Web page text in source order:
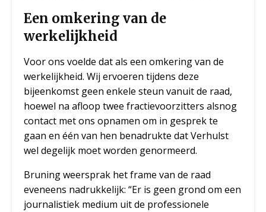
Een omkering van de
werkelijkheid
Voor ons voelde dat als een omkering van de
werkelijkheid. Wij ervoeren tijdens deze
bijeenkomst geen enkele steun vanuit de raad,
hoewel na afloop twee fractievoorzitters alsnog
contact met ons opnamen om in gesprek te
gaan en één van hen benadrukte dat Verhulst
wel degelijk moet worden genormeerd.
Bruning weersprak het frame van de raad
eveneens nadrukkelijk: “Er is geen grond om een
journalistiek medium uit de professionele